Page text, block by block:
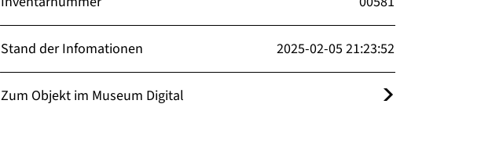
Stand der Infomationen 2025-02-05 21:23:52
Zum Objekt im Museum Digital